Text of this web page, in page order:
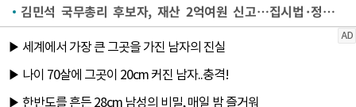
김민석 국무총리 후보자, 재산 2억여원 신고…집시법·정치자금법 위반 전과